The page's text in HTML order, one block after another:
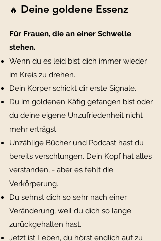
🔥 Deine goldene Essenz
Für Frauen, die an einer Schwelle
stehen.
Wenn du es leid bist dich immer wieder
im Kreis zu drehen.
Dein Körper schickt dir erste Signale.
Du im goldenen Käfig gefangen bist oder
du deine eigene Unzufriedenheit nicht
mehr erträgst.
Unzählige Bücher und Podcast hast du
bereits verschlungen. Dein Kopf hat alles
verstanden, - aber es fehlt die
Verkörperung.
Du sehnst dich so sehr nach einer
Veränderung, weil du dich so lange
zurückgehalten hast.
Jetzt ist Leben, du hörst endlich auf zu